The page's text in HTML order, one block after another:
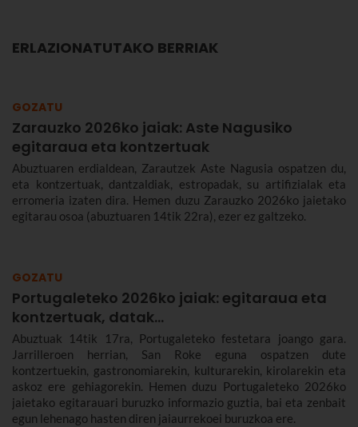
ERLAZIONATUTAKO BERRIAK
GOZATU
Zarauzko 2026ko jaiak: Aste Nagusiko
egitaraua eta kontzertuak
Abuztuaren erdialdean, Zarautzek Aste Nagusia ospatzen du,
eta kontzertuak, dantzaldiak, estropadak, su artifizialak eta
erromeria izaten dira. Hemen duzu Zarauzko 2026ko jaietako
egitarau osoa (abuztuaren 14tik 22ra), ezer ez galtzeko.
GOZATU
Portugaleteko 2026ko jaiak: egitaraua eta
kontzertuak, datak...
Abuztuak 14tik 17ra, Portugaleteko festetara joango gara.
Jarrilleroen herrian, San Roke eguna ospatzen dute
kontzertuekin, gastronomiarekin, kulturarekin, kirolarekin eta
askoz ere gehiagorekin. Hemen duzu Portugaleteko 2026ko
jaietako egitarauari buruzko informazio guztia, bai eta zenbait
egun lehenago hasten diren jaiaurrekoei buruzkoa ere.